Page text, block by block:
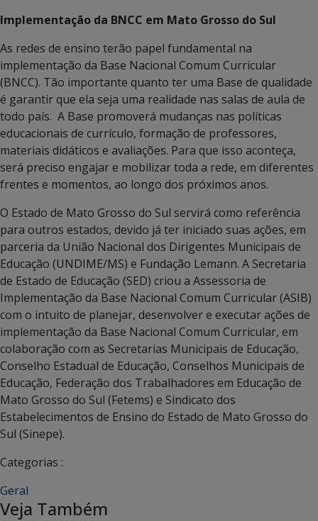
Implementação da BNCC em Mato Grosso do Sul
As redes de ensino terão papel fundamental na
implementação da Base Nacional Comum Curricular
(BNCC). Tão importante quanto ter uma Base de qualidade
é garantir que ela seja uma realidade nas salas de aula de
todo país. A Base promoverá mudanças nas políticas
educacionais de currículo, formação de professores,
materiais didáticos e avaliações. Para que isso aconteça,
será preciso engajar e mobilizar toda a rede, em diferentes
frentes e momentos, ao longo dos próximos anos.
O Estado de Mato Grosso do Sul servirá como referência
para outros estados, devido já ter iniciado suas ações, em
parceria da União Nacional dos Dirigentes Municipais de
Educação (UNDIME/MS) e Fundação Lemann. A Secretaria
de Estado de Educação (SED) criou a Assessoria de
Implementação da Base Nacional Comum Curricular (ASIB)
com o intuito de planejar, desenvolver e executar ações de
implementação da Base Nacional Comum Curricular, em
colaboração com as Secretarias Municipais de Educação,
Conselho Estadual de Educação, Conselhos Municipais de
Educação, Federação dos Trabalhadores em Educação de
Mato Grosso do Sul (Fetems) e Sindicato dos
Estabelecimentos de Ensino do Estado de Mato Grosso do
Sul (Sinepe).
Categorias :
Geral
Veja Também